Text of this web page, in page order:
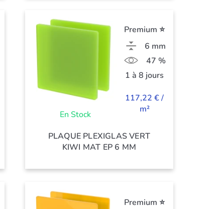
En Stock
Premium ⭐
6 mm
47 %
1 à 8 jours
117,22 € /
m²
PLAQUE PLEXIGLAS VERT
KIWI MAT EP 6 MM
Premium ⭐